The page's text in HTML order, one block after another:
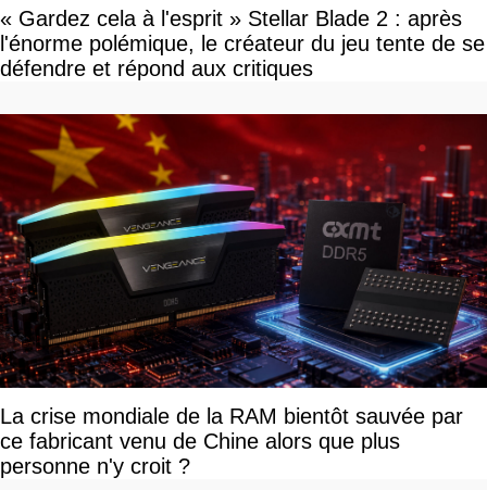
« Gardez cela à l'esprit » Stellar Blade 2 : après
l'énorme polémique, le créateur du jeu tente de se
défendre et répond aux critiques
La crise mondiale de la RAM bientôt sauvée par
ce fabricant venu de Chine alors que plus
personne n'y croit ?